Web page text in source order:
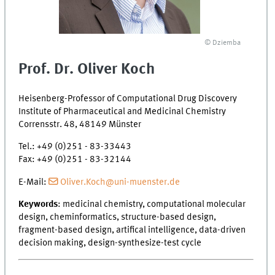
© Dziemba
Prof. Dr. Oliver Koch
Heisenberg-Professor of Computational Drug Discovery
Institute of Pharmaceutical and Medicinal Chemistry
Corrensstr. 48, 48149 Münster
Tel.: +49 (0)251 - 83-33443
Fax: +49 (0)251 - 83-32144
E-Mail: Oliver.Koch@uni-muenster.de
Keywords: medicinal chemistry, computational molecular
design, cheminformatics, structure-based design,
fragment-based design, artifical intelligence, data-driven
decision making, design-synthesize-test cycle